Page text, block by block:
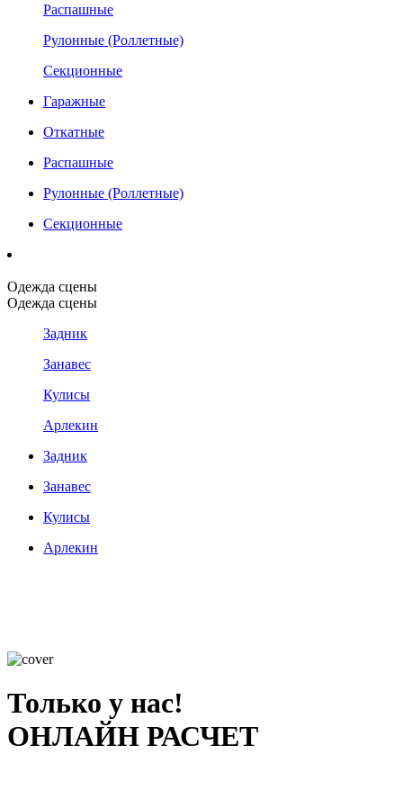
Распашные
Рулонные (Роллетные)
Секционные
Гаражные
Откатные
Распашные
Рулонные (Роллетные)
Секционные
Одежда сцены
Одежда сцены
Задник
Занавес
Кулисы
Арлекин
Задник
Занавес
Кулисы
Арлекин
Только у нас!
ОНЛАЙН РАСЧЕТ